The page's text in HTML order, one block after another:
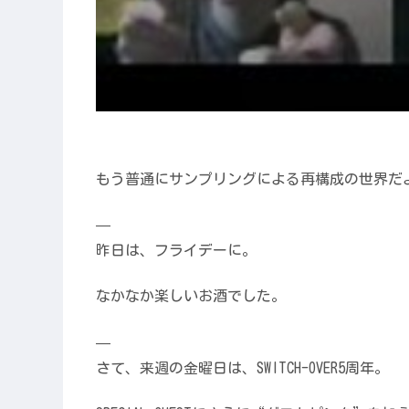
もう普通にサンプリングによる再構成の世界だ
—
昨日は、フライデーに。
なかなか楽しいお酒でした。
—
さて、来週の金曜日は、SWITCH-OVER5周年。